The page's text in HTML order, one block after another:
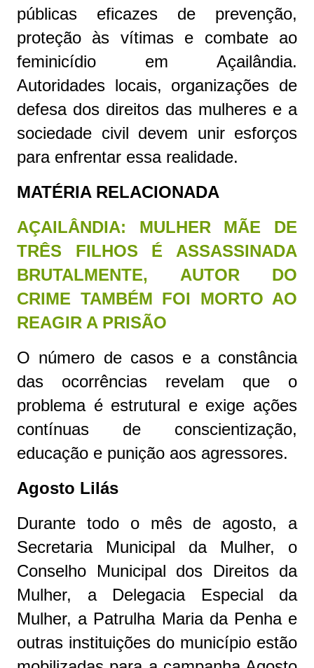
públicas eficazes de prevenção,
proteção às vítimas e combate ao
feminicídio em Açailândia.
Autoridades locais, organizações de
defesa dos direitos das mulheres e a
sociedade civil devem unir esforços
para enfrentar essa realidade.
MATÉRIA RELACIONADA
AÇAILÂNDIA: MULHER MÃE DE
TRÊS FILHOS É ASSASSINADA
BRUTALMENTE, AUTOR DO
CRIME TAMBÉM FOI MORTO AO
REAGIR A PRISÃO
O número de casos e a constância
das ocorrências revelam que o
problema é estrutural e exige ações
contínuas de conscientização,
educação e punição aos agressores.
Agosto Lilás
Durante todo o mês de agosto, a
Secretaria Municipal da Mulher, o
Conselho Municipal dos Direitos da
Mulher, a Delegacia Especial da
Mulher, a Patrulha Maria da Penha e
outras instituições do município estão